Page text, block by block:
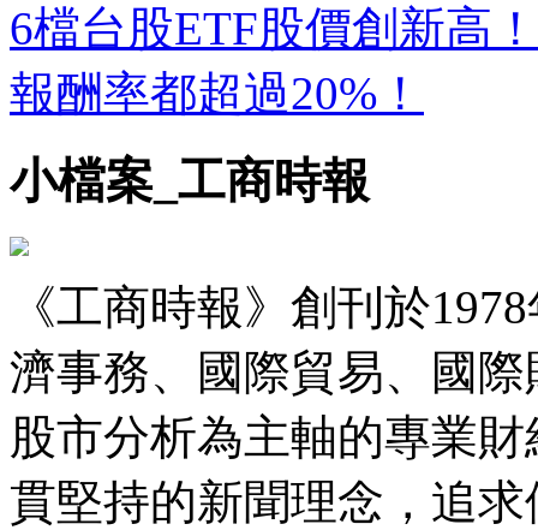
6檔台股ETF股價創新高
報酬率都超過20%！
小檔案_工商時報
《工商時報》創刊於
濟事務、國際貿易、國
股市分析為主軸的專業
貫堅持的新聞理念，追